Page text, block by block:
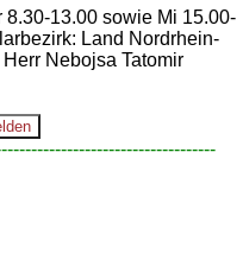
8.30-13.00 sowie Mi 15.00-
Land Nordrhein-
Nebojsa Tatomir